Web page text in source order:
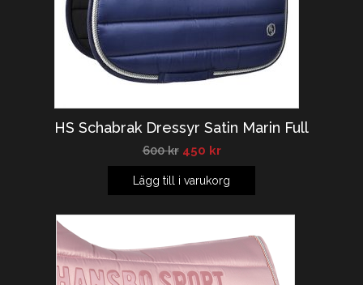
HS Schabrak Dressyr Satin Marin Full
600kr 450 kr
Lägg till i varukorg